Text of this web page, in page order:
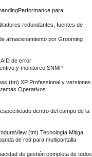
para
redundantes, fuentes de
almacenamiento por Grooming
de error
y monitoreo SNMP
(tm) XP Professional y versiones
Operativos
dentro del campo de la
(tm) Tecnología Mitiga
de red para multipantalla
de gestión completa de todos